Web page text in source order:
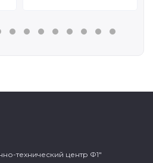
технический центр Ф1"